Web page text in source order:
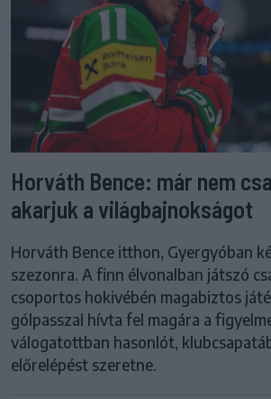
Horváth Bence: már nem
akarjuk a világbajnokságot
Horváth Bence itthon, Gyergyóban
szezonra. A finn élvonalban játszó
csoportos hokivébén magabiztos
gólpasszal hívta fel magára a
válogatottban hasonlót,
előrelépést szeretne.